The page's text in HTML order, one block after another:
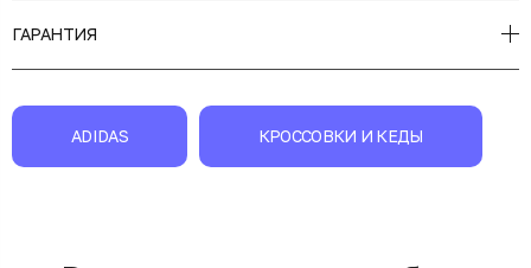
ГАРАНТИЯ
ADIDAS КРОССОВКИ И КЕДЫ